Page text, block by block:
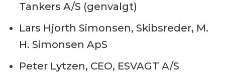
Tankers A/S (genvalgt)
Lars Hjorth Simonsen, Skibsreder, M.
H. Simonsen ApS
Peter Lytzen, CEO, ESVAGT A/S